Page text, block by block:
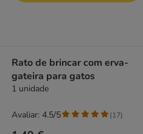
Rato de brincar com erva-
gateira para gatos
1 unidade
Avaliar: 4.5/5 (17)